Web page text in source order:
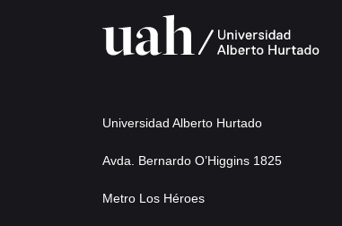
Universidad Alberto Hurtado
Avda. Bernardo O’Higgins 1825
Metro Los Héroes